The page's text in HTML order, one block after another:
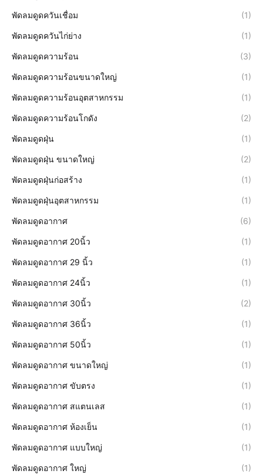
พัดลมดูดควันเชื่อม (1)
พัดลมดูดควันไก่ย่าง (1)
พัดลมดูดความร้อน (3)
พัดลมดูดความร้อนขนาดใหญ่ (1)
พัดลมดูดความร้อนอุตสาหกรรม (1)
พัดลมดูดความร้อนโกดัง (2)
พัดลมดูดฝุ่น (1)
พัดลมดูดฝุ่น ขนาดใหญ่ (2)
พัดลมดูดฝุ่นก่อสร้าง (1)
พัดลมดูดฝุ่นอุตสาหกรรม (1)
พัดลมดูดอากาศ (6)
พัดลมดูดอากาศ 20นิ้ว (1)
พัดลมดูดอากาศ 29 นิ้ว (1)
พัดลมดูดอากาศ 24นิ้ว (1)
พัดลมดูดอากาศ 30นิ้ว (2)
พัดลมดูดอากาศ 36นิ้ว (1)
พัดลมดูดอากาศ 50นิ้ว (1)
พัดลมดูดอากาศ ขนาดใหญ่ (1)
พัดลมดูดอากาศ ขับตรง (1)
พัดลมดูดอากาศ สแตนเลส (1)
พัดลมดูดอากาศ ห้องเย็น (1)
พัดลมดูดอากาศ แบบใหญ่ (1)
พัดลมดูดอากาศ ใหญ่ (1)